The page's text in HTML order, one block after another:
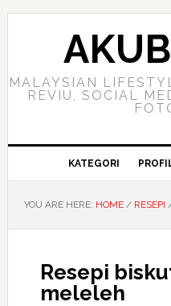
Skip
Skip
Skip
MALAYSIAN
REVIU, SOCIAL
KATEGORI
YOU ARE HERE: HOME / RESEPI
Resepi
meleleh